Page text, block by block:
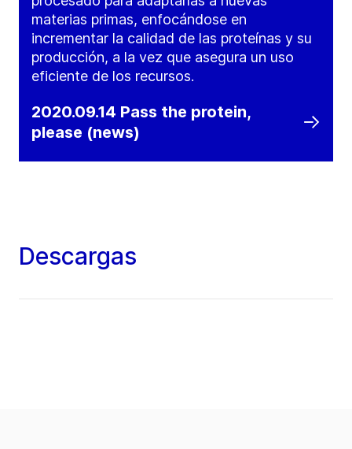
materias primas, enfocándose en
incrementar la calidad de las proteínas y su
producción, a la vez que asegura un uso
eficiente de los recursos.
2020.09.14 Pass the protein,
please (news)
Descargas